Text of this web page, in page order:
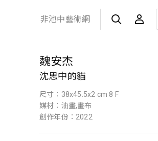
非池中藝術網
魏安杰
沈思中的貓
尺寸：38x45.5x2 cm 8 F
媒材：油畫,畫布
創作年份：2022